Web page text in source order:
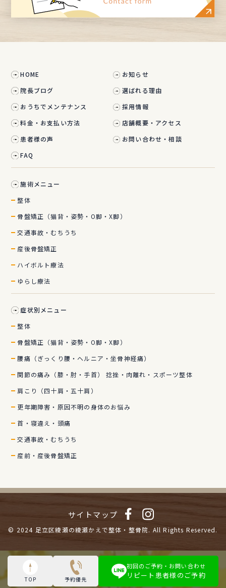
HOME
お知らせ
院長ブログ
選ばれる理由
おうちでメンテナンス
採用情報
料金・お支払い方法
店舗概要・アクセス
患者様の声
お問い合わせ・相談
FAQ
施術メニュー
整体
骨盤矯正（猫背・姿勢・O脚・X脚）
交通事故・むちうち
産後骨盤矯正
ハイボルト療法
ゆらし療法
症状別メニュー
整体
骨盤矯正（猫背・姿勢・O脚・X脚）
腰痛（ぎっくり腰・ヘルニア・坐骨神経痛）
関節の痛み（膝・肘・手首） 捻挫・肉離れ・スポーツ整体
肩こり（四十肩・五十肩）
更年期障害・原因不明の身体のお悩み
首・寝違え・頭痛
交通事故・むちうち
産前・産後骨盤矯正
© 2024 足立区綾瀬の綾瀬かえで整体・整骨院. All Rights Reserved.
サイトマップ
TOP 予約優先
初回のご予約・お問い合わせ
リピート患者様のご予約